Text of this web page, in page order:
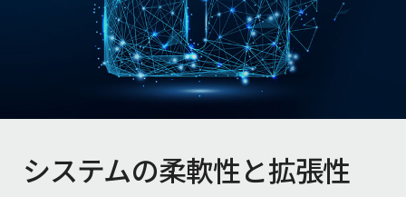
システムの柔軟性と拡張性